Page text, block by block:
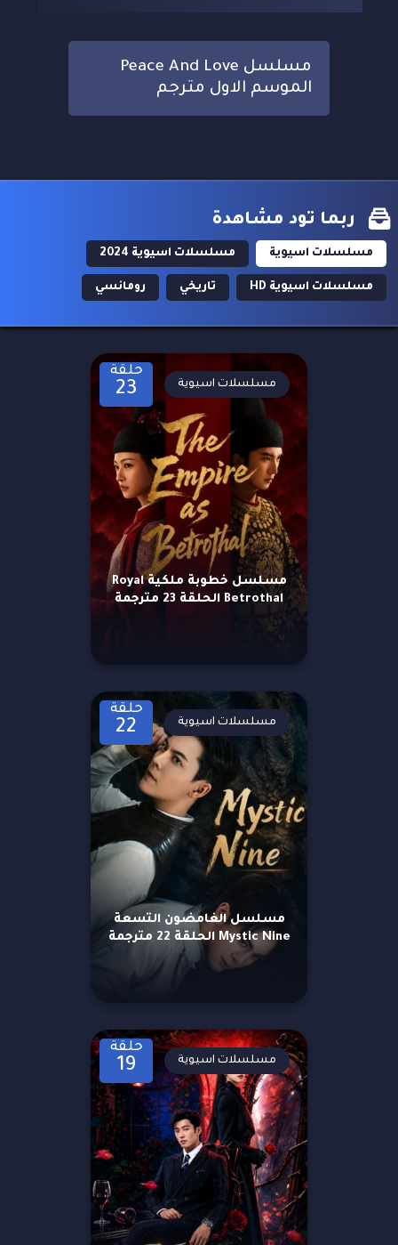
مسلسل Peace And Love
الموسم الاول مترجم
ربما تود مشاهدة
مسلسلات اسيوية مسلسلات اسيوية 2024
مسلسلات اسيوية HD تاريخي رومانسي
حلقة
23
مسلسل خطوبة ملكية Royal
Betrothal الحلقة 23 مترجمة
مسلسلات اسيوية
حلقة
22
مسلسل الغامضون التسعة
Mystic Nine الحلقة 22 مترجمة
مسلسلات اسيوية
حلقة
19 مسلسلات اسيوية